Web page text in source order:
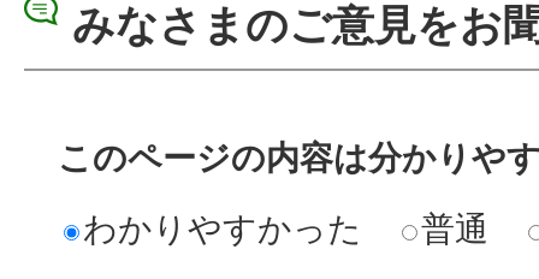
みなさまのご意見をお
このページの内容は分かりや
わかりやすかった
普通